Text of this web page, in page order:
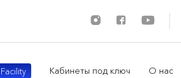
Кабинеты под ключ О нас